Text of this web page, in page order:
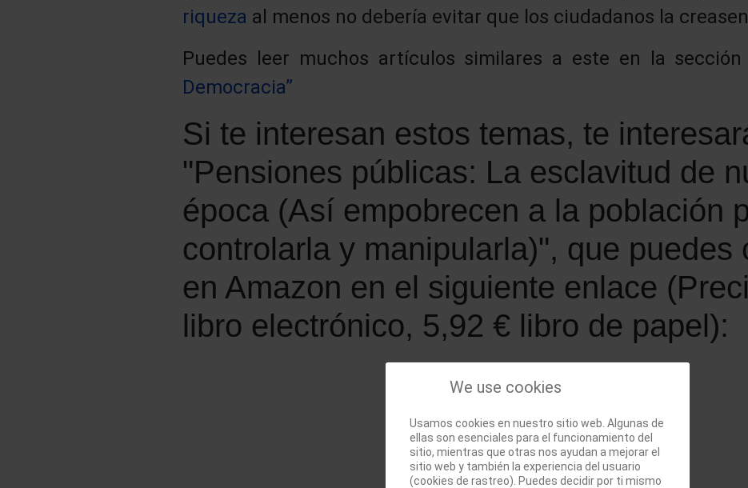
riqueza al menos no debería evitar que los ciudadanos la
Puedes leer muchos artículos similares a este en la sección
Democracia”
Si te interesan estos temas, te
"Pensiones públicas: La esclavitud de
época (Así empobrecen a la población
controlarla y manipularla)", que puedes
en Amazon en el siguiente enlace
libro electrónico, 5,92 € libro de papel):
We use cookies
Usamos cookies en nuestro sitio web. Algunas de
ellas son esenciales para el funcionamiento del
sitio, mientras que otras nos ayudan a mejorar el
sitio web y también la experiencia del usuario
(cookies de rastreo). Puedes decidir por ti mismo